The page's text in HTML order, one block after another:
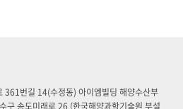
361번길 14(수정동) 아이엠빌딩 해양수산부
구 송도미래로 26 (한국해양과학기술원 부설